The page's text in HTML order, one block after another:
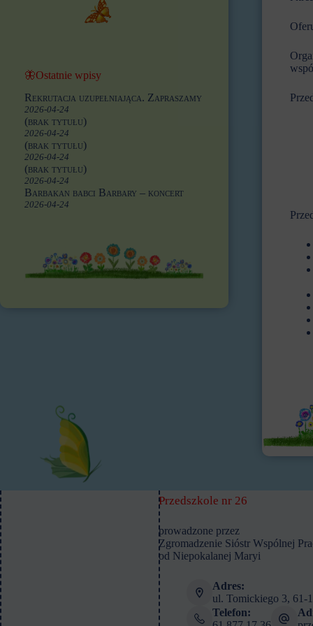
🦋Ostatnie wpisy
Rekrutacja uzupełniająca. Zapraszamy
2026-04-24
(brak tytułu)
2026-04-24
(brak tytułu)
2026-04-24
(brak tytułu)
2026-04-24
Barbakan babci Barbary – koncert
2026-04-24
Przedszkole nr 26
prowadzone przez
Zgromadzenie Sióstr Wspólnej
od Niepokalanej Maryi
Adres:
ul. Tomickiego 3, 61-
Telefon: